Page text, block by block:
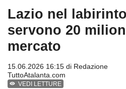
Lazio nel
servono 20
mercato
15.06.2026 16:15 di Redazione
TuttoAtalanta.com
VEDI LETTURE